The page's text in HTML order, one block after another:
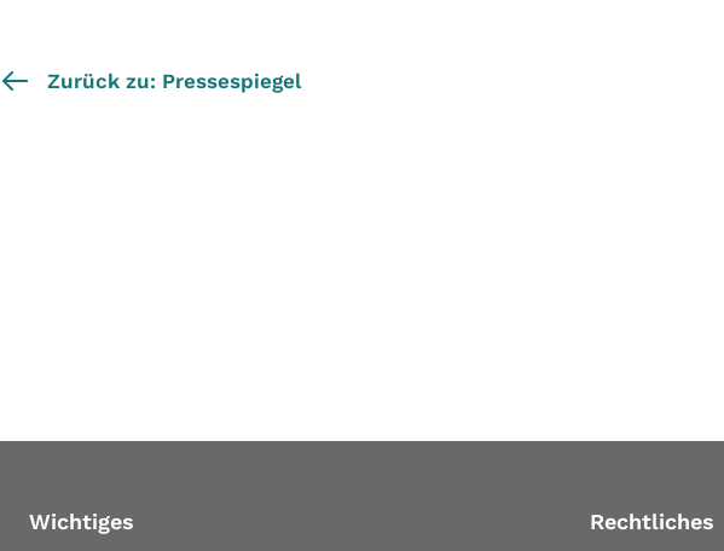
Zurück zu: Pressespiegel
Wichtiges Rechtliches